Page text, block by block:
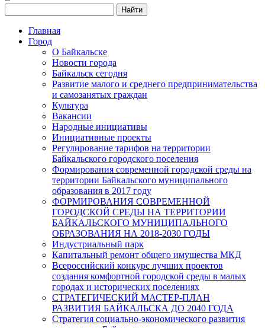
Найти
Главная
Город
О Байкальске
Новости города
Байкальск сегодня
Развитие малого и среднего предпринимательства
и самозанятых граждан
Культура
Вакансии
Народные инициативы
Инициативные проекты
Регулирование тарифов на территории
Байкальского городского поселения
Формирования современной городской среды на
территории Байкальского муниципального
образования в 2017 году
ФОРМИРОВАНИЯ СОВРЕМЕННОЙ
ГОРОДСКОЙ СРЕДЫ НА ТЕРРИТОРИИ
БАЙКАЛЬСКОГО МУНИЦИПАЛЬНОГО
ОБРАЗОВАНИЯ НА 2018-2030 ГОДЫ
Индустриальный парк
Капитальный ремонт общего имущества МКД
Всероссийский конкурс лучших проектов
создания комфортной городской среды в малых
городах и исторических поселениях
СТРАТЕГИЧЕСКИЙ МАСТЕР-ПЛАН
РАЗВИТИЯ БАЙКАЛЬСКА ДО 2040 ГОДА
Стратегия социально-экономического развития